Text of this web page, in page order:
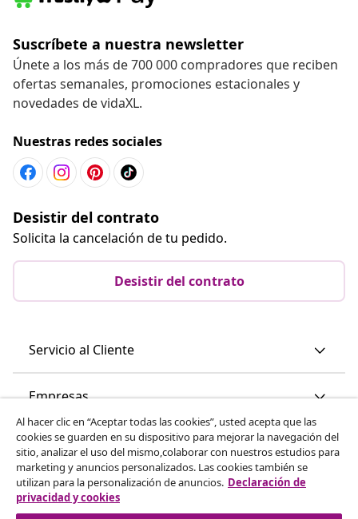
Suscríbete a nuestra newsletter
Únete a los más de 700 000 compradores que reciben
ofertas semanales, promociones estacionales y
novedades de vidaXL.
Nuestras redes sociales
Desistir del contrato
Solicita la cancelación de tu pedido.
Desistir del contrato
Servicio al Cliente
Empresas
vidaXL
Descubre mas
Al hacer clic en “Aceptar todas las cookies”, usted acepta que las
cookies se guarden en su dispositivo para mejorar la navegación del
sitio, analizar el uso del mismo,colaborar con nuestros estudios para
marketing y anuncios personalizados. Las cookies también se
utilizan para la personalización de anuncios. Declaración de
privacidad y cookies